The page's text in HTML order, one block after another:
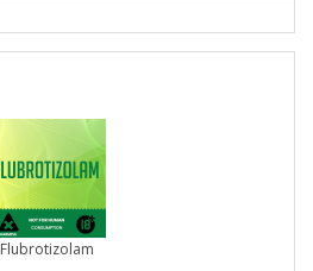
Flubrotizolam